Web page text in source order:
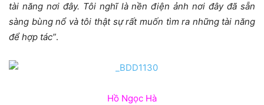
tài năng nơi đây. Tôi nghĩ là nền điện ảnh nơi đây đã sẵn
sàng bùng nổ và tôi thật sự rất muốn tìm ra những tài năng
để hợp tác”.
Hồ Ngọc Hà